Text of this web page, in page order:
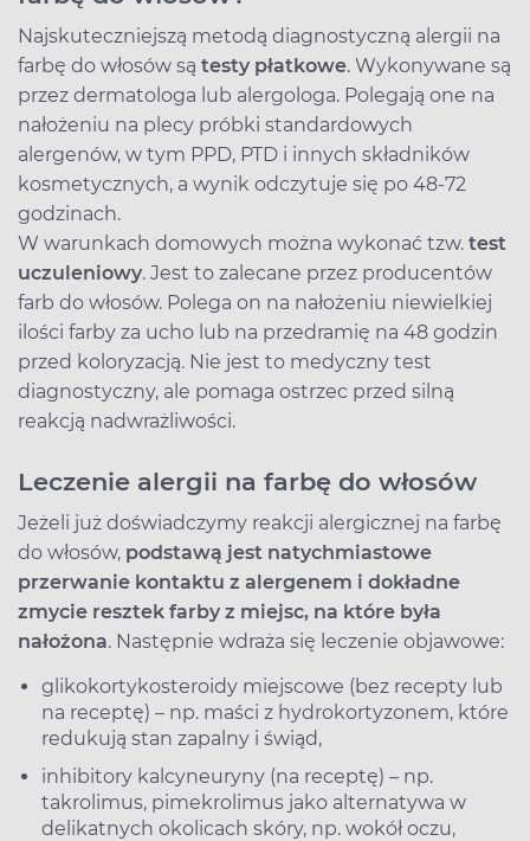
Najskuteczniejszą metodą diagnostyczną alergii na
farbę do włosów są testy płatkowe. Wykonywane są
przez dermatologa lub alergologa. Polegają one na
nałożeniu na plecy próbki standardowych
alergenów, w tym PPD, PTD i innych składników
kosmetycznych, a wynik odczytuje się po 48-72
godzinach.
W warunkach domowych można wykonać tzw. test
uczuleniowy. Jest to zalecane przez producentów
farb do włosów. Polega on na nałożeniu niewielkiej
ilości farby za ucho lub na przedramię na 48 godzin
przed koloryzacją. Nie jest to medyczny test
diagnostyczny, ale pomaga ostrzec przed silną
reakcją nadwrażliwości.
Leczenie alergii na farbę do włosów
Jeżeli już doświadczymy reakcji alergicznej na farbę
do włosów, podstawą jest natychmiastowe
przerwanie kontaktu z alergenem i dokładne
zmycie resztek farby z miejsc, na które była
nałożona. Następnie wdraża się leczenie objawowe:
glikokortykosteroidy miejscowe (bez recepty lub
na receptę) – np. maści z hydrokortyzonem, które
redukują stan zapalny i świąd,
inhibitory kalcyneuryny (na receptę) – np.
takrolimus, pimekrolimus jako alternatywa w
delikatnych okolicach skóry, np. wokół oczu,